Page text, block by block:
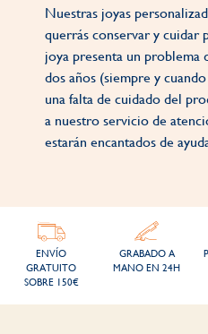
Nuestras joyas
querrás conservar y cuidar
joya presenta un problema
dos años (siempre y
una falta de cuidado del
a nuestro servicio de
estarán encantados de
ENVÍO
GRATUITO
SOBRE 150€
GRABADO A
MANO EN 24H